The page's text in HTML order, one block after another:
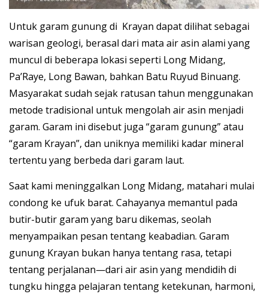
Untuk garam gunung di Krayan dapat dilihat sebagai
warisan geologi, berasal dari mata air asin alami yang
muncul di beberapa lokasi seperti Long Midang,
Pa’Raye, Long Bawan, bahkan Batu Ruyud Binuang.
Masyarakat sudah sejak ratusan tahun menggunakan
metode tradisional untuk mengolah air asin menjadi
garam. Garam ini disebut juga “garam gunung” atau
“garam Krayan”, dan uniknya memiliki kadar mineral
tertentu yang berbeda dari garam laut.
Saat kami meninggalkan Long Midang, matahari mulai
condong ke ufuk barat. Cahayanya memantul pada
butir-butir garam yang baru dikemas, seolah
menyampaikan pesan tentang keabadian. Garam
gunung Krayan bukan hanya tentang rasa, tetapi
tentang perjalanan—dari air asin yang mendidih di
tungku hingga pelajaran tentang ketekunan, harmoni,